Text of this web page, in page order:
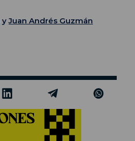
yJuan Andrés Guzmán